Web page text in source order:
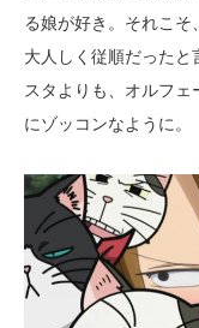
る娘が好き。それこそ
大人しく従順だった
スタよりも、オルフ
にゾッコンなように。